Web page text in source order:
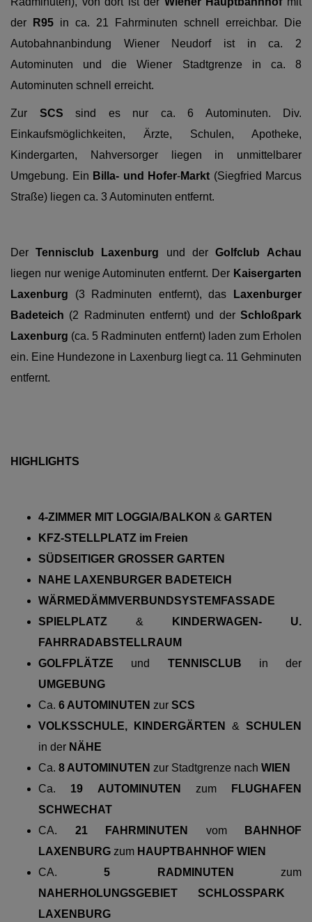
der
R95 in ca. 21 Fahrminuten schnell erreichbar. Die
Autobahnanbindung Wiener Neudorf ist in ca. 2
Autominuten und die Wiener Stadtgrenze in ca. 8
Autominuten schnell erreicht.
Zur SCS sind es nur ca. 6 Autominuten. Div.
Einkaufsmöglichkeiten, Ärzte, Schulen, Apotheke,
Kindergarten, Nahversorger liegen in unmittelbarer
Umgebung. Ein Billa- und Hofer-Markt (Siegfried Marcus
Straße) liegen ca. 3 Autominuten entfernt.
DerTennisclub Laxenburg und der Golfclub
Achau
liegen nur wenige Autominuten entfernt. Der Kaisergarten
Laxenburg (3 Radminuten entfernt), das
Laxenburger
Badeteich (2 Radminuten entfernt) und der Schloßpark
Laxenburg (ca. 5 Radminuten entfernt) laden zum Erholen
ein. Eine Hundezone in Laxenburg liegt ca. 11 Gehminuten
entfernt.
HIGHLIGHTS
4-ZIMMER MIT LOGGIA/BALKON & GARTEN
KFZ-STELLPLATZ im Freien
SÜDSEITIGER GROSSER GARTEN
NAHE LAXENBURGER BADETEICH
WÄRMEDÄMMVERBUNDSYSTEMFASSADE
SPIELPLATZ & KINDERWAGEN- U.
FAHRRADABSTELLRAUM
GOLFPLÄTZE und TENNISCLUB in der
UMGEBUNG
Ca. 6 AUTOMINUTEN zur SCS
VOLKSSCHULE, KINDERGÄRTEN & SCHULEN
in der NÄHE
Ca. 8 AUTOMINUTEN zur Stadtgrenze nach WIEN
Ca. 19 AUTOMINUTEN zumFLUGHAFEN
SCHWECHAT
CA. 21 FAHRMINUTEN vomBAHNHOF
LAXENBURG zum HAUPTBAHNHOF WIEN
CA. 5 RADMINUTEN zum
NAHERHOLUNGSGEBIET SCHLOSSPARK
LAXENBURG